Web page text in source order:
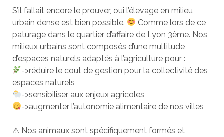
S’il fallait encore le prouver, oui l’élevage en milieu
urbain dense est bien possible.
Comme lors de ce
paturage dans le quartier d’affaire de Lyon 3ème. Nos
milieux urbains sont composés d’une multitude
d’espaces naturels adaptés à l’agriculture pour :
->réduire le cout de gestion pour la collectivité des
espaces naturels
->sensibiliser aux enjeux agricoles
->augmenter l’autonomie alimentaire de nos villes
⚠ Nos animaux sont spécifiquement formés et